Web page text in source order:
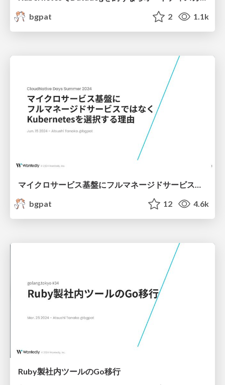
bgpat
2 1.1k
bgpat
12 4.6k
Ruby製社内ツールのGo移行